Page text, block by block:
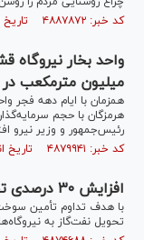
کد خبر: ۴۸۸۷۸۷۲ تاریخ انتشار : ۱۴۰۵/۰۱/۰۳
میلیون مترمکعب
رئیس‌جمهور و وزیر نیرو
کد خبر: ۴۸۷۹۹۴۱ تاریخ انتشار : ۱۴۰۴/۱۱/۱۴
افزایش ۳۰ درصدی تحویل نفت‌گاز به نیروگاه‌ها
با هدف تداوم تأمین
تحویل نفت‌گاز به نیروگاه‌ها ۳۰ درصد افزایش یافت